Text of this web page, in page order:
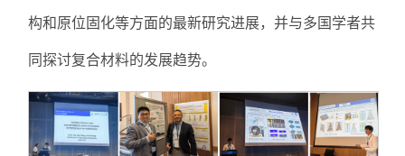
构和原位固化等方面的最新研究进展，并与多国学者共
同探讨复合材料的发展趋势。